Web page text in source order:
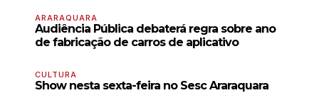
ARARAQUARA
Audiência Pública debaterá regra sobre ano
de fabricação de carros de aplicativo
CULTURA
Show nesta sexta-feira no Sesc Araraquara